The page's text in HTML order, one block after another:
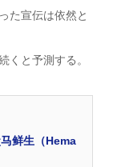
た宣伝は依然と
くと予測する。
鲜生（Hema